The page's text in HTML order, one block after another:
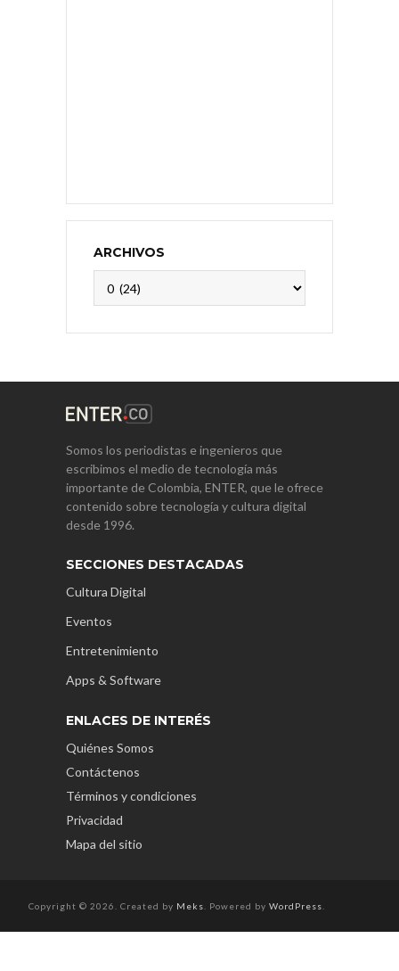
ARCHIVOS
Somos los periodistas e ingenieros que
escribimos el medio de tecnología más
importante de Colombia, ENTER, que le ofrece
contenido sobre tecnología y cultura digital
desde 1996.
SECCIONES DESTACADAS
Cultura Digital
Eventos
Entretenimiento
Apps & Software
ENLACES DE INTERÉS
Quiénes Somos
Contáctenos
Términos y condiciones
Privacidad
Mapa del sitio
Copyright © 2026. Created by Meks . Powered by WordPress